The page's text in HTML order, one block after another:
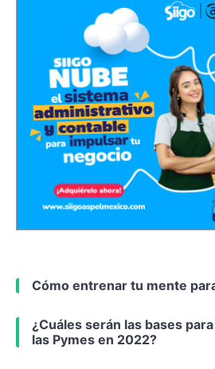
Cómo entrenar tu mente
¿Cuáles serán las bases
las Pymes en 2022?